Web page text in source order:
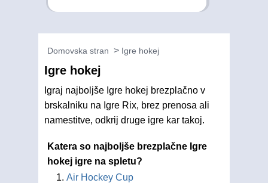
Domovska stran Igre hokej
Igre hokej
Igraj najboljše Igre hokej brezplačno v
brskalniku na Igre Rix, brez prenosa ali
namestitve, odkrij druge igre kar takoj.
Katera so najboljše brezplačne Igre
hokej igre na spletu?
Air Hockey Cup